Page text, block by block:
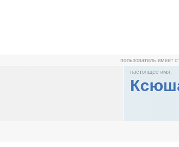
пользователь имеет
настоящее имя: